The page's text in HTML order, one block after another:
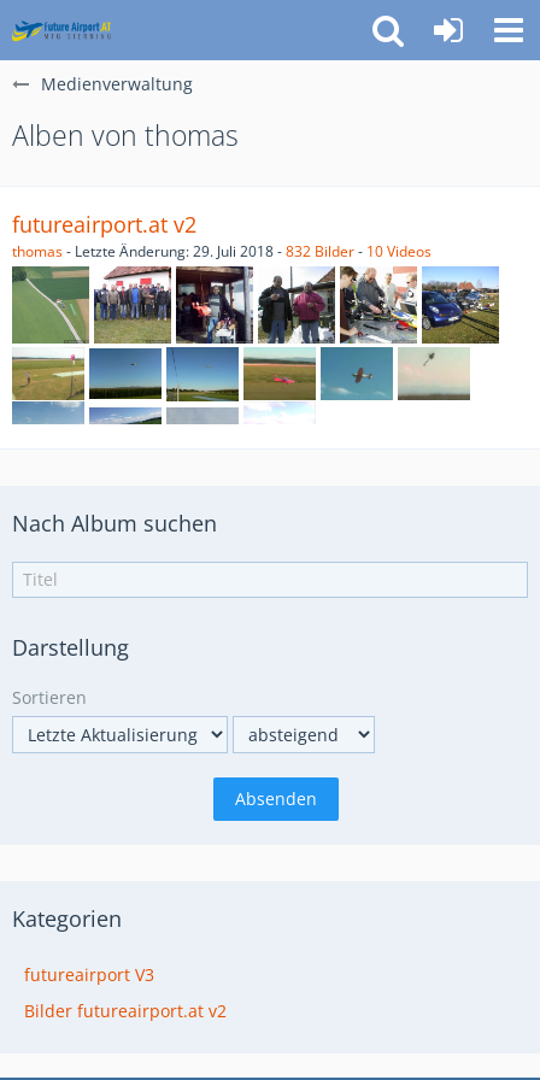
Medienverwaltung
Alben von thomas
futureairport.at v2
thomas- Letzte Änderung:29. Juli 2018-832 Bilder- 10 Videos
Nach Album suchen
Darstellung
Sortieren
Kategorien
futureairport V3
Bilder futureairport.at v2